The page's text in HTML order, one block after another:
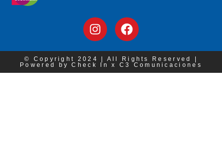
© Copyright 2024 | All Rights Reserved |
Powered by Check In x C3 Comunicaciones